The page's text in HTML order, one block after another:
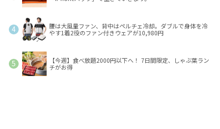
腰は大風量ファン、背中はペルチェ冷却。ダブルで身体を冷
やす1着2役のファン付きウェアが10,980円
【今週】食べ放題2000円以下へ！ 7日間限定、しゃぶ葉ラン
チがお得